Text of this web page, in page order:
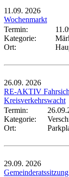
11.09. 2026
Wochenmarkt
Termin:
Kategorie:
Ort:
26.09. 2026
RE-AKTIV
Kreisverkehrswacht
Termin:
Kategorie:
Ort:
29.09. 2026
Gemeinderatssitzung